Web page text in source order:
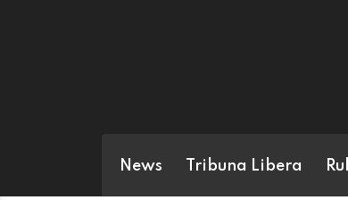
News Tribuna Libera